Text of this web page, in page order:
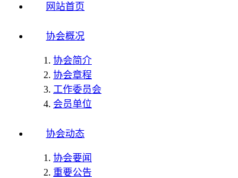
网站首页
协会概况
协会简介
协会章程
工作委员会
会员单位
协会动态
协会要闻
重要公告